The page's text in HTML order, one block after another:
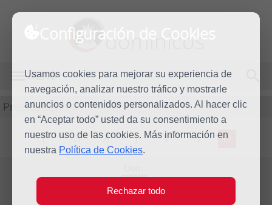
Configuración de Cookies
Usamos cookies para mejorar su experiencia de
navegación, analizar nuestro tráfico y mostrarle
anuncios o contenidos personalizados. Al hacer clic
en “Aceptar todo” usted da su consentimiento a
nuestro uso de las cookies. Más información en
nuestra Política de Cookies.
Rechazar todo
dominicos
MENÚ
Predicación
L M X J V S D
14
Abr